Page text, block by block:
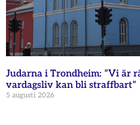
Judarna i Trondheim: ”Vi är
vardagsliv kan bli straffbart”
5 augusti 2026